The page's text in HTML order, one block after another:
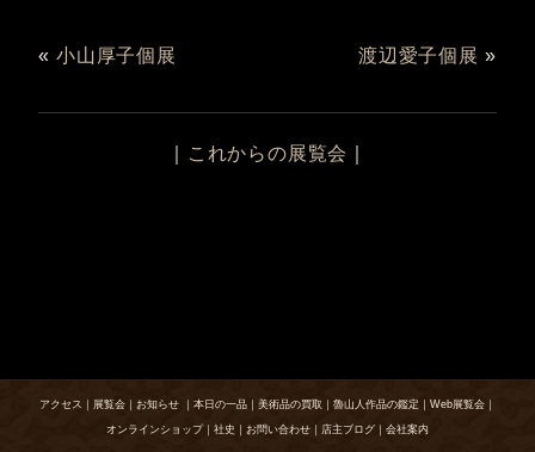
«小山厚子個展 渡辺愛子個展 »
これからの展覧会
アクセス ｜ 展覧会 ｜ お知らせ ｜ 本日の一品 ｜ 美術品の買取 ｜ 魯山人作品の鑑定 ｜ Web展覧会 ｜
オンラインショップ｜ 社史 ｜ お問い合わせ ｜ 店主ブログ ｜ 会社案内